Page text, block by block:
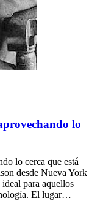
lo
lo cerca que está
desde Nueva York
para aquellos
El lugar…